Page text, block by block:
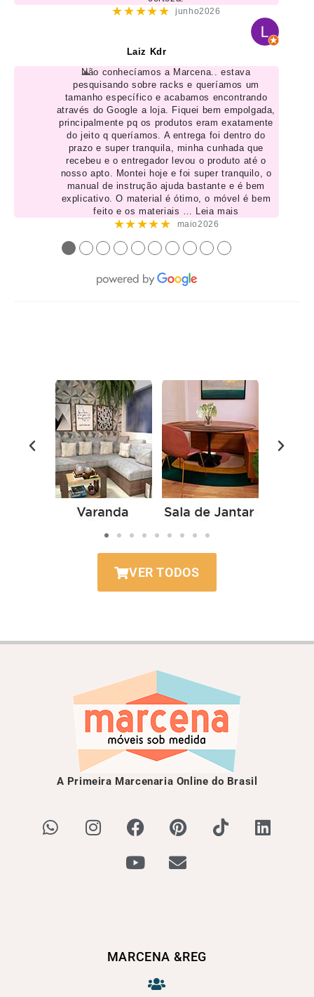
★★★★★ junho2026
Laiz Kdr
Não conhecíamos a Marcena.. estava
pesquisando sobre racks e queríamos um
tamanho específico e acabamos encontrando
através do Google a loja. Fiquei bem empolgada,
principalmente pq os produtos eram exatamente
do jeito q queríamos. A entrega foi dentro do
prazo e super tranquila, minha cunhada que
recebeu e o entregador levou o produto até o
nosso apto. Montei hoje e foi super tranquilo, o
manual de instrução ajuda bastante e é bem
explicativo. O material é ótimo, o móvel é bem
feito e os materiais
… Leia mais
★★★★★ maio2026
●●●●●●●●●●
VER TODOS
A Primeira Marcenaria Online do Brasil
MARCENA &REG